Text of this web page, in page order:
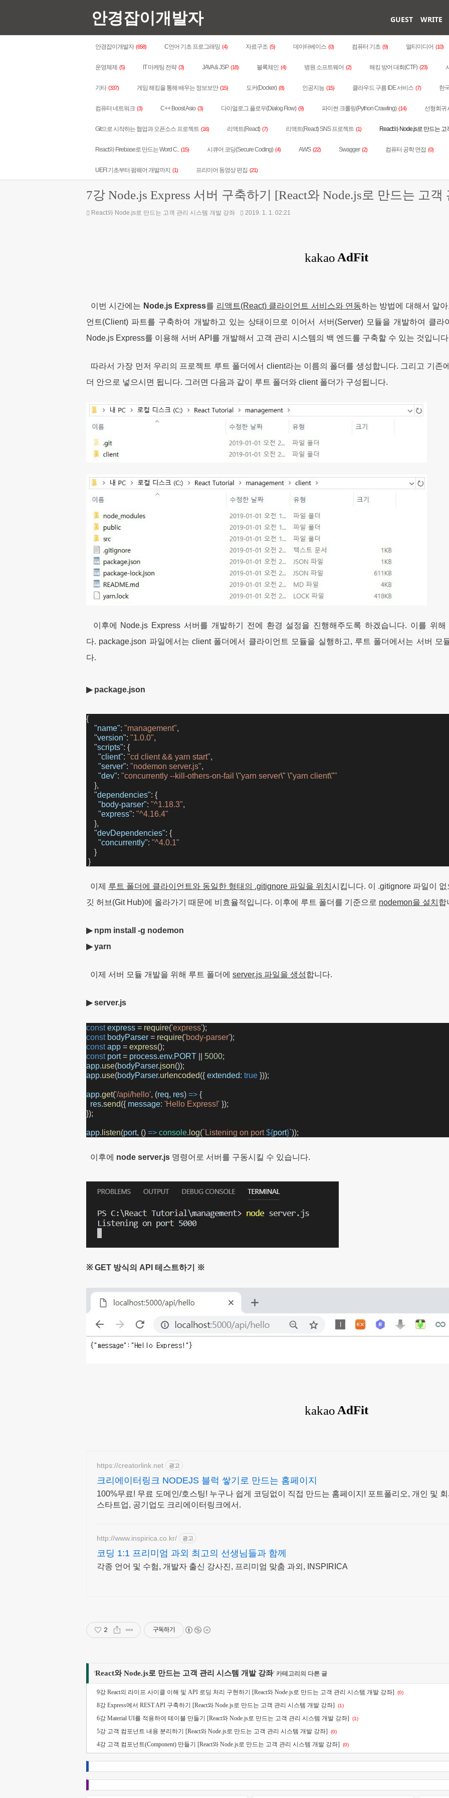
안경잡이개발자 GUEST WRITE
안경잡이개발자 (658) C언어 기초 프로그래밍 (4) 자료구조 (5) 데이터베이스 (0) 컴퓨터 기초 (9) 멀티미디어 (10)
운영체제 (5) IT 마케팅 전략 (3) JAVA & JSP (18) 블록체인 (4) 병원 소프트웨어 (2) 해킹 방어 대회(CTF) (23)
기타 (337) 게임 해킹을 통해 배우는 정보보안 (15) 도커(Docker) (8) 인공지능 (15) 클라우드 구름 IDE 서비스 (7) 한
컴퓨터 네트워크 (3) C++ Boost.Asio (3) 다이얼로그 플로우(Dialog Flow) (9) 파이썬 크롤링(Python Crawling) (14) 선형회귀
Git으로 시작하는 협업과 오픈소스 프로젝트 (16) 리액트(React) (7) 리액트(React) SNS 프로젝트 (1) React와 Node.js로 만드는 고
React와 Firebase로 만드는 Word C.. (15) 시큐어 코딩(Secure Coding) (4) AWS (22) Swagger (2) 컴퓨터 공학 면접 (0)
UEFI 기초부터 펌웨어 개발까지 (1) 프리미어 동영상 편집 (21)
7강 Node.js Express 서버 구축하기 [React와 Node.js로 만드는 고
React와 Node.js로 만드는 고객 관리 시스템 개발 강좌 2019. 1. 1. 02:21
이번 시간에는 Node.js Express를 리액트(React) 클라이언트 서비스와 연동하는 방법에 대해서 알
언트(Client) 파트를 구축하여 개발하고 있는 상태이므로 이어서 서버(Server) 모듈을 개발하여 클
Node.js Express를 이용해 서버 API를 개발해서 고객 관리 시스템의 백 엔드를 구축할 수 있는 것입니
따라서 가장 먼저 우리의 프로젝트 루트 폴더에서 client라는 이름의 폴더를 생성합니다. 그리고 기존
더 안으로 넣으시면 됩니다. 그러면 다음과 같이 루트 폴더와 client 폴더가 구성됩니다.
이후에 Node.js Express 서버를 개발하기 전에 환경 설정을 진행해주도록 하겠습니다. 이를 위
다. package.json 파일에서는 client 폴더에서 클라이언트 모듈을 실행하고, 루트 폴더에서는 서버 모
다.
▶ package.json
{
"name": "management",
"version": "1.0.0",
"scripts": {
"client": "cd client && yarn start",
"server": "nodemon server.js",
"dev": "concurrently --kill-others-on-fail \"yarn server\" \"yarn client\""
    },
"dependencies": {
"body-parser": "^1.18.3",
"express": "^4.16.4"
    },
"devDependencies": {
"concurrently": "^4.0.1"
    }
}
이제 루트 폴더에 클라이언트와 동일한 형태의 .gitignore 파일을 위치 시킵니다. 이 .gitignore 파일이
깃 허브(Git Hub)에 올라가기 때문에 비효율적입니다. 이후에 루트 폴더를 기준으로 nodemon을 설치 합
▶ npm install -g nodemon
▶ yarn
이제 서버 모듈 개발을 위해 루트 폴더에 server.js 파일을 생성합니다.
▶ server.js
const express = require('express');
const bodyParser = require('body-parser');
const app = express();
const port = process.env.PORT 5000;
app.use(bodyParser.json());
app.use(bodyParser.urlencoded({ extended: true }));
app.get('/api/hello', (req, res) => {
res.send({ message: 'Hello Express!' });
});
app. listen(port, () => console. log(`Listening on port ${port}`));
이후에 node server.js 명령어 로 서버를 구동시킬 수 있습니다.
※ GET 방식의 API 테스트하기 ※
https://creatorlink.net 광고
크리에이터링크 NODEJS 블럭 쌓기로 만드는 홈페이지
100%무료! 무료 도메인/호스팅! 누구나 쉽게 코딩없이 직접 만드는 홈페이지! 포트폴리오, 개인 및
스타트업, 공기업도 크리에이터링크에서.
http://www.inspirica.co.kr/ 광고
코딩 1:1 프리미엄 과외 최고의 선생님들과 함께
각종 언어 및 수험, 개발자 출신 강사진, 프리미엄 맞춤 과외, INSPIRICA
2 구독하기
'React와 Node.js로 만드는 고객 관리 시스템 개발 강좌' 카테고리의 다른 글
9강 React의 라이프 사이클 이해 및 API 로딩 처리 구현하기 [React와 Node.js로 만드는 고객 관리 시스템 개발 강좌] (0)
8강 Express에서 REST API 구축하기 [React와 Node.js로 만드는 고객 관리 시스템 개발 강좌] (1)
6강 Material UI를 적용하여 테이블 만들기 [React와 Node.js로 만드는 고객 관리 시스템 개발 강좌] (1)
5강 고객 컴포넌트 내용 분리하기 [React와 Node.js로 만드는 고객 관리 시스템 개발 강좌] (0)
4강 고객 컴포넌트(Component) 만들기 [React와 Node.js로 만드는 고객 관리 시스템 개발 강좌] (0)